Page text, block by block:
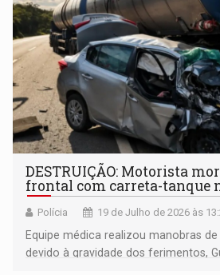
DESTRUIÇÃO: Motorista
frontal com carreta-tanque
Polícia 19 de Julho de 2026 às
Equipe médica realizou manobras
devido à gravidade dos ferimentos,